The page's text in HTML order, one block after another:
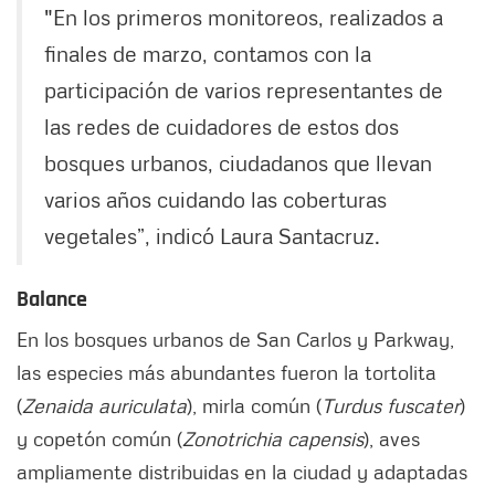
"En los primeros monitoreos, realizados a
finales de marzo, contamos con la
participación de varios representantes de
las redes de cuidadores de estos dos
bosques urbanos, ciudadanos que llevan
varios años cuidando las coberturas
vegetales”, indicó Laura Santacruz.
Balance
En los bosques urbanos de San Carlos y Parkway,
las especies más abundantes fueron la tortolita
(Zenaida auriculata), mirla común (Turdus fuscater)
y copetón común (Zonotrichia capensis), aves
ampliamente distribuidas en la ciudad y adaptadas